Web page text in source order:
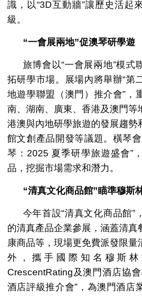
識，以“3D互動牆”讓歷史活起
級。
“一會展兩地”促澳琴研學遊
旅博會以“一會展兩地”模式
拓研學市場。展場內將舉辦“第
地遊學聯盟（澳門）推介會”，
南、湖南、廣東、香港及澳門等
港澳與內地研學旅遊的發展趨勢
館文創產品開發等議題。橫琴
琴：2025 夏季研學旅遊盛會”
品，挖掘市場需求和潛力。
“清真文化商品館”瞄準穆斯
今年首設“清真文化商品館”
的清真產品企業參展，涵蓋清真
康商品等，現場更免費派發限量
外，攜手國際知名穆斯
CrescentRating及澳門酒店協
酒店評級推介會”，為澳門酒店